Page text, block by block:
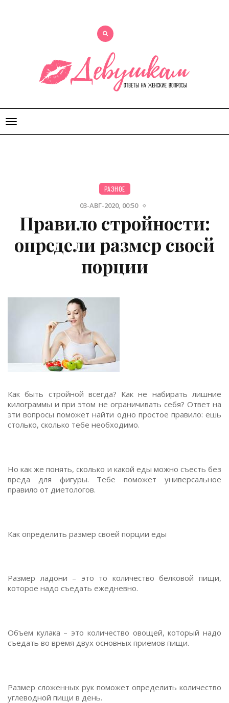
Открыть
меню
РАЗНОЕ
03-АВГ-2020, 00:50
Правило стройности:
определи размер своей
порции
Как быть стройной всегда? Как не набирать лишние
килограммы и при этом не ограничивать себя? Ответ на
эти вопросы поможет найти одно простое правило: ешь
столько, сколько тебе необходимо.
Но как же понять, сколько и какой еды можно съесть без
вреда для фигуры. Тебе поможет универсальное
правило от диетологов.
Как определить размер своей порции еды
Размер ладони – это то количество белковой пищи,
которое надо съедать ежедневно.
Объем кулака – это количество овощей, который надо
съедать во время двух основных приемов пищи.
Размер сложенных рук поможет определить количество
углеводной пищи в день.